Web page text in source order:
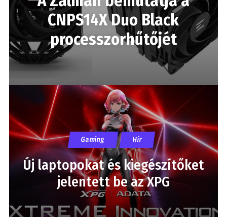
CNPS14X Duo Black
processzorhűtőjét
Gaming Hír
Új laptopokat és kiegészítőket
jelentett be az XPG